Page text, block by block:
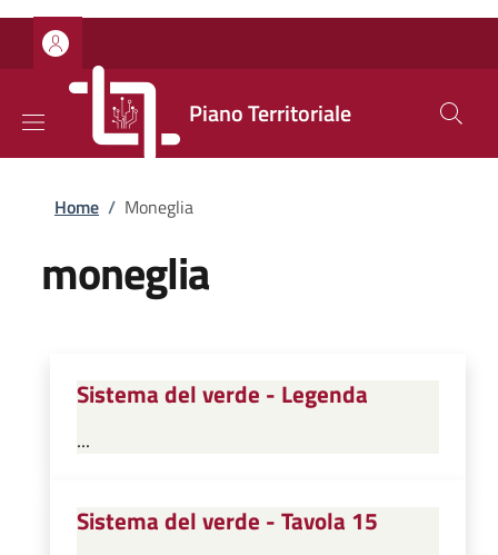
Salta al contenuto principale
Skip to footer content
Piano Territoriale
Briciole di pane
Home / Moneglia
moneglia
Sistema del verde - Legenda
...
Sistema del verde - Tavola 15